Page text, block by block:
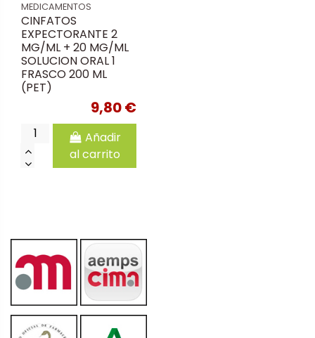
MEDICAMENTOS
CINFATOS
EXPECTORANTE 2
MG/ML + 20 MG/ML
SOLUCION ORAL 1
FRASCO 200 ML
(PET)
9,80 €
Añadir
al carrito